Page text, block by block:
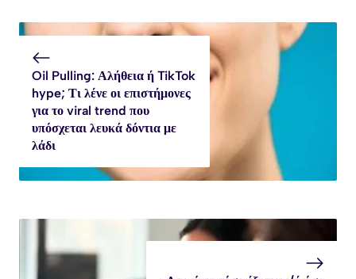
Oil Pulling: Αλήθεια ή TikTok
hype; Τι λένε οι επιστήμονες
για το viral trend που
υπόσχεται λευκά δόντια με
λάδι